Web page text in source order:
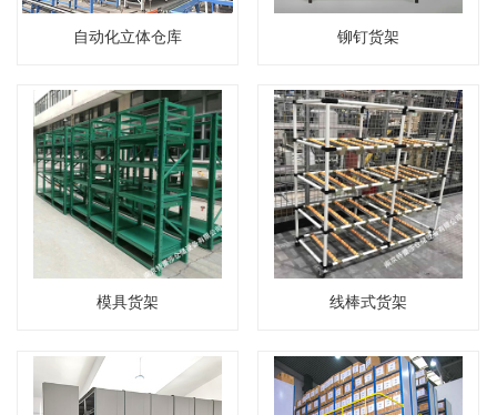
自动化立体仓库 铆钉货架
模具货架 线棒式货架